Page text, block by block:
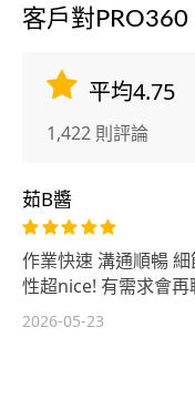
客戶對
平均4.75
1,422 則評論
茹B醬
作業快速 溝通順暢
性超nice! 有需求會再
2026-05-23